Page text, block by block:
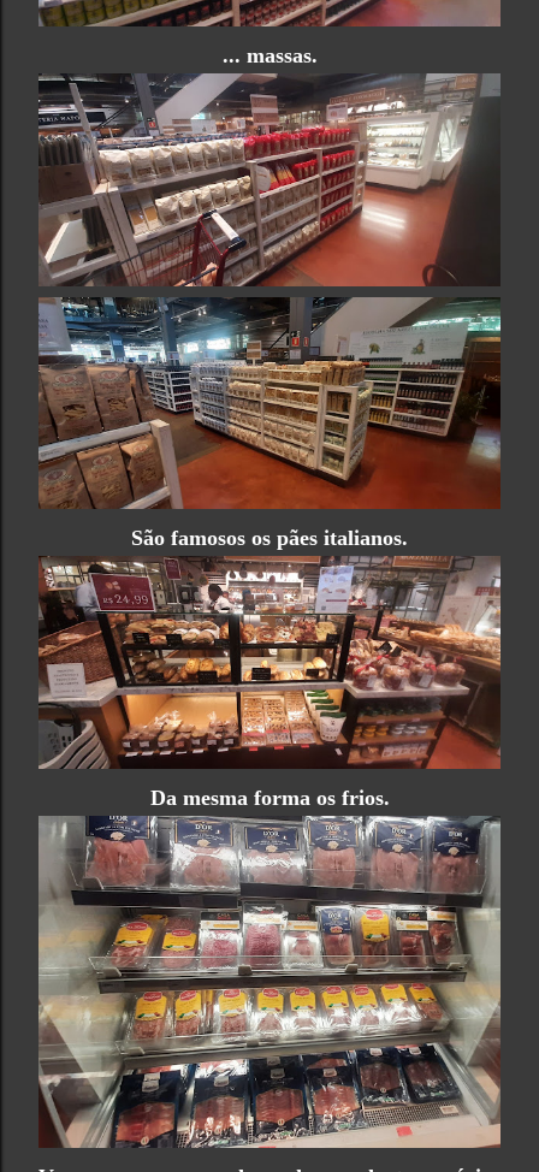
... massas.
São famosos os pães italianos.
Da mesma forma os frios.